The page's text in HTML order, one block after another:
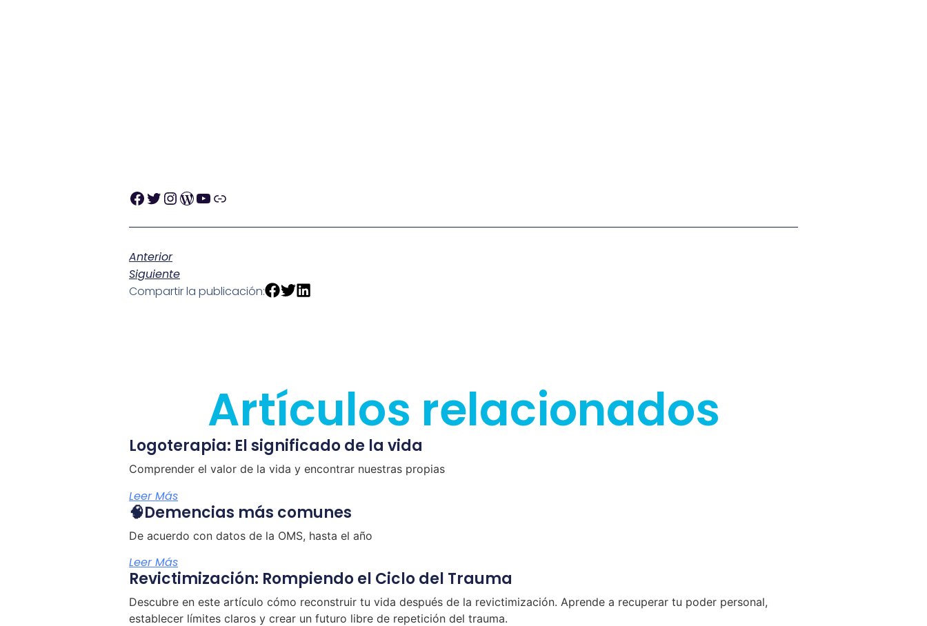
Anterior
Siguiente
Compartir la publicación:
Artículos relacionados
Logoterapia: El significado de la vida
Comprender el valor de la vida y encontrar nuestras propias
Leer Más
🧠Demencias más comunes
De acuerdo con datos de la OMS, hasta el año
Leer Más
Revictimización: Rompiendo el Ciclo del Trauma
Descubre en este artículo cómo reconstruir tu vida después de la revictimización. Aprende a recuperar tu poder personal,
establecer límites claros y crear un futuro libre de repetición del trauma.